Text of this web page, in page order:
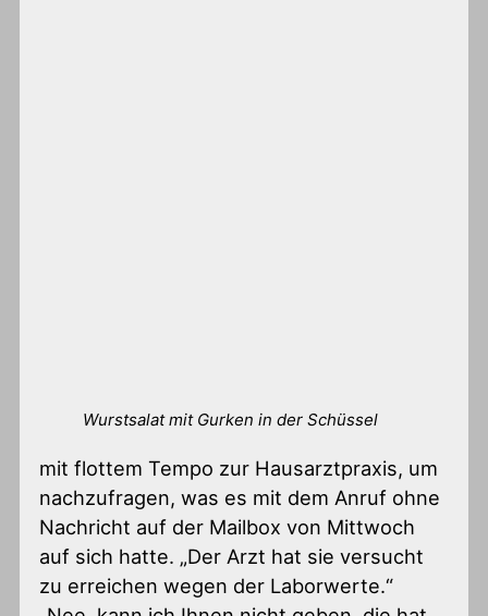
Wurstsalat mit Gurken in der Schüssel
mit flottem Tempo zur Hausarztpraxis, um
nachzufragen, was es mit dem Anruf ohne
Nachricht auf der Mailbox von Mittwoch
auf sich hatte. „Der Arzt hat sie versucht
zu erreichen wegen der Laborwerte.“